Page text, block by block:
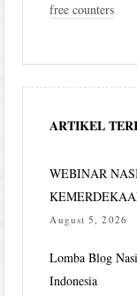
free counters
ARTIKEL
WEBINAR
August 5, 2026
Lomba Blog
Indonesia